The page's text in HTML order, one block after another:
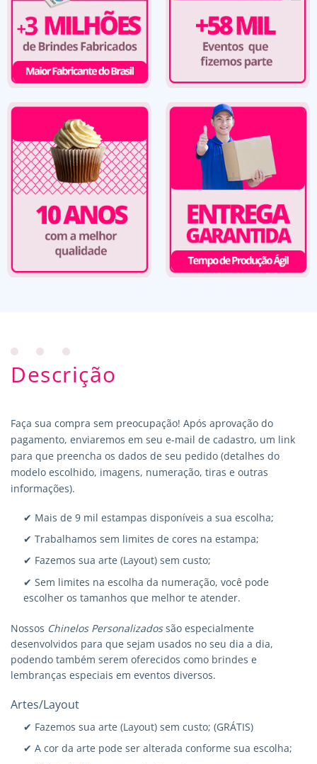
Descrição
Faça sua compra sem preocupação! Após aprovação do
pagamento, enviaremos em seu e-mail de cadastro, um link
para que preencha os dados de seu pedido (detalhes do
modelo escolhido, imagens, numeração, tiras e outras
informações).
✔ Mais de 9 mil estampas disponíveis a sua escolha;
✔ Trabalhamos sem limites de cores na estampa;
✔ Fazemos sua arte (Layout) sem custo;
✔ Sem limites na escolha da numeração, você pode
escolher os tamanhos que melhor te atender.
Nossos Chinelos Personalizadossão especialmente
desenvolvidos para que sejam usados no seu dia a dia,
podendo também serem oferecidos como brindes e
lembranças especiais em eventos diversos.
Artes/Layout
✔ Fazemos sua arte (Layout) sem custo; (GRÁTIS)
✔ A cor da arte pode ser alterada conforme sua escolha;